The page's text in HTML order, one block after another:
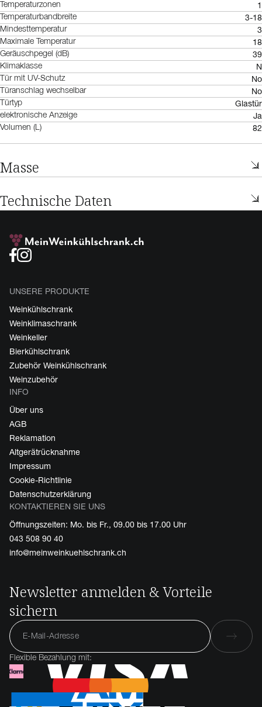
Temperaturzonen 1
Temperaturbandbreite 3-18
Mindesttemperatur 3
Maximale Temperatur 18
Geräuschpegel (dB) 39
Klimaklasse N
Tür mit UV-Schutz No
Türanschlag wechselbar No
Türtyp Glastür
elektronische Anzeige Ja
Volumen (L) 82
Masse
Technische Daten
UNSERE PRODUKTE
Weinkühlschrank
Weinklimaschrank
Weinkeller
Bierkühlschrank
Zubehör Weinkühlschrank
Weinzubehör
INFO
Über uns
AGB
Reklamation
Altgerätrücknahme
Impressum
Cookie-Richtlinie
Datenschutzerklärung
KONTAKTIEREN SIE UNS
Öffnungszeiten: Mo. bis Fr., 09.00 bis 17.00 Uhr
043 508 90 40
info@meinweinkuehlschrank.ch
Newsletter anmelden & Vorteile
sichern
Flexible Bezahlung mit: